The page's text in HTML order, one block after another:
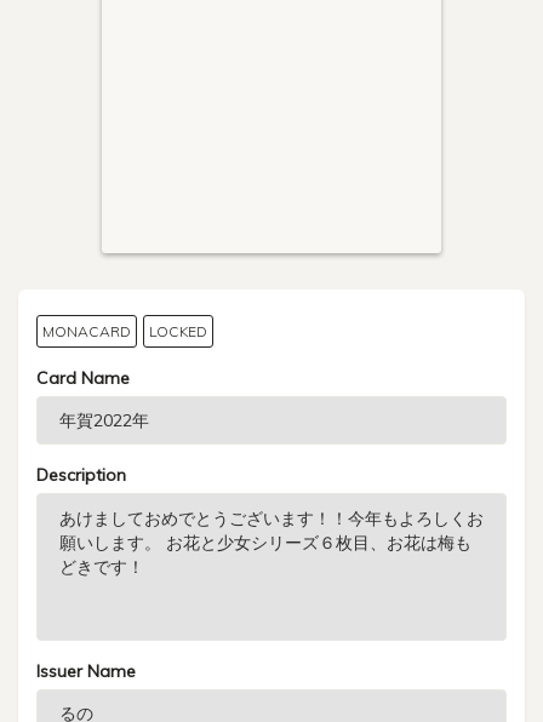
MONACARD LOCKED
Card Name
Description
Issuer Name